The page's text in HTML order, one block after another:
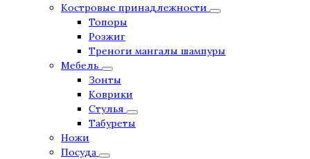
Костровые принадлежности
Топоры
Розжиг
Треноги мангалы шампуры
Мебель
Зонты
Коврики
Стулья
Табуреты
Ножи
Посуда